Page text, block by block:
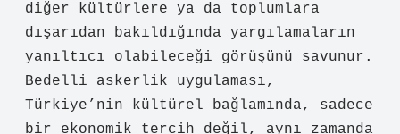
diğer kültürlere ya da toplumlara
dışarıdan bakıldığında yargılamaların
yanıltıcı olabileceği görüşünü savunur.
Bedelli askerlik uygulaması,
Türkiye’nin kültürel bağlamında, sadece
bir ekonomik tercih değil, aynı zamanda